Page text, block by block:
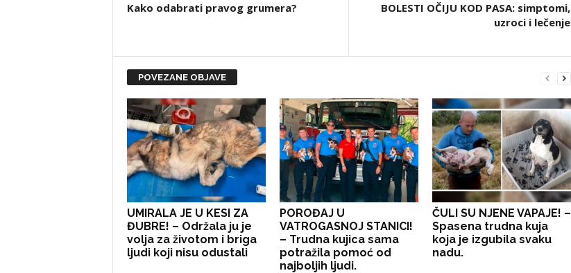
Kako odabrati pravog grumera?
BOLESTI OČIJU KOD PASA: simptomi,
uzroci i lečenje
POVEZANE OBJAVE
UMIRALA JE U KESI ZA
ĐUBRE! – Održala ju je
volja za životom i briga
ljudi koji nisu odustali
POROĐAJ U
VATROGASNOJ STANICI!
– Trudna kujica sama
potražila pomoć od
najboljih ljudi.
ČULI SU NJENE VAPAJE! –
Spasena trudna kuja
koja je izgubila svaku
nadu.